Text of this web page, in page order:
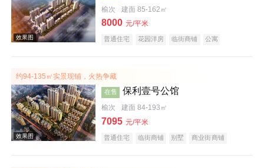
榆次 建面 85-162㎡
8000 元/平米
普通住宅 花园洋房 临街商铺
公寓
约94-135㎡实景现铺，火热争藏
在售 保利壹号公馆
榆次 建面 84-193㎡
7095 元/平米
普通住宅 临街商铺 别墅
商业街商铺